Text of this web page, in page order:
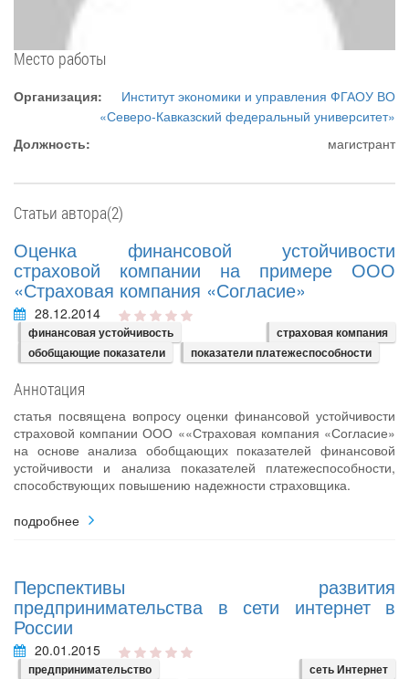
Место работы
Организация:
Институт экономики и управления ФГАОУ ВО
«Северо-Кавказский федеральный университет»
Должность:
магистрант
Статьи автора(2)
Оценка финансовой устойчивости
страховой компании на примере ООО
«Страховая компания «Согласие»
28.12.2014
финансовая устойчивость
страховая компания
обобщающие показатели
показатели платежеспособности
Аннотация
статья посвящена вопросу оценки финансовой устойчивости
страховой компании ООО ««Страховая компания «Согласие»
на основе анализа обобщающих показателей финансовой
устойчивости и анализа показателей платежеспособности,
способствующих повышению надежности страховщика.
подробнее
Перспективы развития
предпринимательства в сети интернет в
России
20.01.2015
предпринимательство
сеть Интернет